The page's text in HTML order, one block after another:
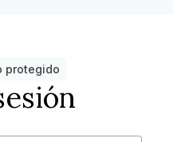
protegido